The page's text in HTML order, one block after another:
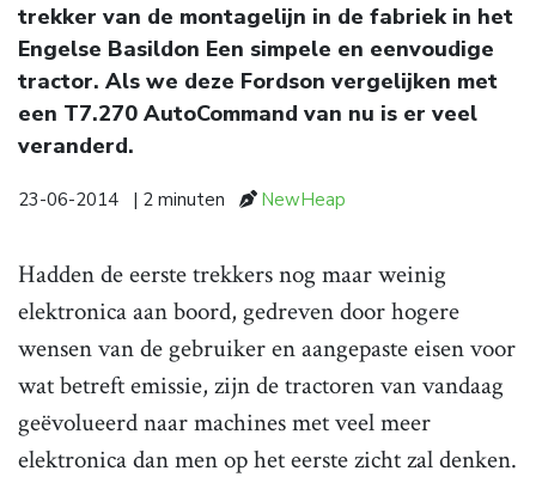
trekker van de montagelijn in de fabriek in het
Engelse Basildon Een simpele en eenvoudige
tractor. Als we deze Fordson vergelijken met
een T7.270 AutoCommand van nu is er veel
veranderd.
23-06-2014 | 2 minuten NewHeap
Hadden de eerste trekkers nog maar weinig
elektronica aan boord, gedreven door hogere
wensen van de gebruiker en aangepaste eisen voor
wat betreft emissie, zijn de tractoren van vandaag
geëvolueerd naar machines met veel meer
elektronica dan men op het eerste zicht zal denken.